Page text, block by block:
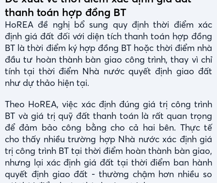
thanh toán hợp đồng BT
HoREA đề nghị bổ sung quy định thời điểm xác
định giá đất đối với diện tích thanh toán hợp đồng
BT là thời điểm ký hợp đồng BT hoặc thời điểm nhà
đầu tư hoàn thành bàn giao công trình, thay vì chỉ
tính tại thời điểm Nhà nước quyết định giao đất
như dự thảo hiện tại.
Theo HoREA, việc xác định đúng giá trị công trình
BT và giá trị quỹ đất thanh toán là rất quan trọng
để đảm bảo công bằng cho cả hai bên. Thực tế
cho thấy nhiều trường hợp Nhà nước xác định giá
trị công trình BT tại thời điểm hoàn thành bàn giao,
nhưng lại xác định giá đất tại thời điểm ban hành
quyết định giao đất - thường chậm hơn nhiều so